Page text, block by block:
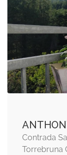
Contrada
Torrebruna